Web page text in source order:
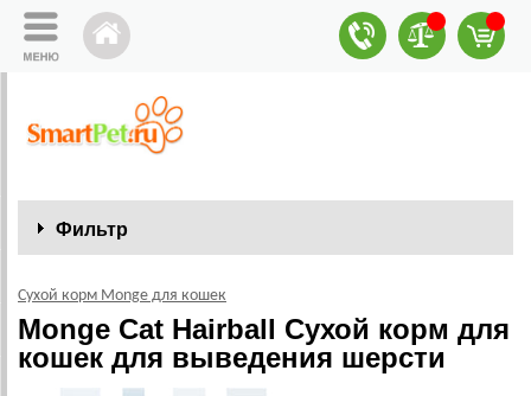
Фильтр
Сухой корм Monge для кошек
Monge Cat Hairball Сухой корм для
кошек для выведения шерсти